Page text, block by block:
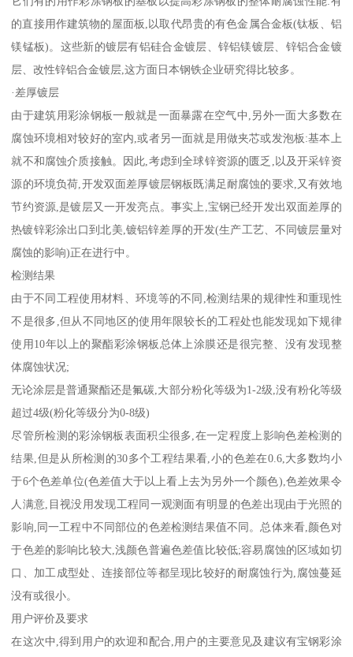
的直接用作建筑物的屋面板,以取代昂贵的有色金属合金板(钛板、铝
镁锰板)。这些新的镀层有铝硅合金镀层、锌铝镁镀层、锌铝合金镀
层、改性锌铝合金镀层,这方面日本钢铁企业研究得比较多。
·差厚镀层
由于建筑用彩涂钢板一般就是一面暴露在空气中,另外一面大多数在
腐蚀环境相对较好的室内,或者另一面就是用做夹芯或发泡板:基本上
就不和腐蚀介质接触。因此,考虑到全球锌资源的匮乏,以及开采锌资
源的环境负荷,开发双面差厚镀层钢板既满足耐腐蚀的要求,又有效地
节约资源,是镀层又一开发亮点。事实上,宝钢已经开发出双面差厚的
热镀锌彩涂出口到北美,镀铝锌差厚的开发(生产工艺、不同镀层量对
腐蚀的影响)正在进行中。
检测结果
由于不同工程使用材料、环境等的不同,检测结果的规律性和重现性
不是很多,但从不同地区的使用年限较长的工程处也能发现如下规律
使用10年以上的聚酯彩涂钢板总体上涂膜还是很完整、没有发现整
体腐蚀状况;
无论涂层是普通聚酯还是氟碳,大部分粉化等级为1-2级,没有粉化等级
超过4级(粉化等级分为0-8级)
尽管所检测的彩涂钢板表面积尘很多,在一定程度上影响色差检测的
结果,但是从所检测的30多个工程结果看,小的色差在0.6,大多数均小
于6个色差单位(色差值大于以上看上去为另外一个颜色),色差效果令
人满意,目视没用发现工程同一观测面有明显的色差出现由于光照的
影响,同一工程中不同部位的色差检测结果值不同。总体来看,颜色对
于色差的影响比较大,浅颜色普遍色差值比较低;容易腐蚀的区域如切
口、加工成型处、连接部位等都呈现比较好的耐腐蚀行为,腐蚀蔓延
没有或很小。
用户评价及要求
在这次中,得到用户的欢迎和配合,用户的主要意见及建议有宝钢彩涂